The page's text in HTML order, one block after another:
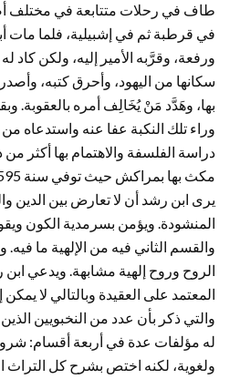
طاف في رحلات متتابعة في مختلف
في قرطبة ثم في إشبيلية، فلما مات
ورفعة، وقرَّبه الأمير إليه، ولكن كاد
سكانها من اليهود، وأحرق كتبه،
بها، وهَدَّد مَنْ يُخَالِف أمره بالعقوبة.
وراء تلك النكبة عفا عنه واستدعاه
دراسة الفلسفة والاهتمام بها أكثر
مكث بها بمراكش حيث توفي سنة 595هـ/ 1198م.وقد دفن بها، قبل أن تنقل رفاته في وقت لاحق إلى مسقط رأسه قرطبة.
يرى ابن رشد أن لا تعارض بين الدين
المنشودة. ويؤمن بسرمدية الكون
والقسم الثاني فيه من الإلهية ما
الروح وروح إلهية مشابهة. ويدعي
المعتمد على العقيدة وبالتالي لا
والتي ذكر بأن عدد من النخبويين
له مؤلفات عدة في أربعة أقسام: